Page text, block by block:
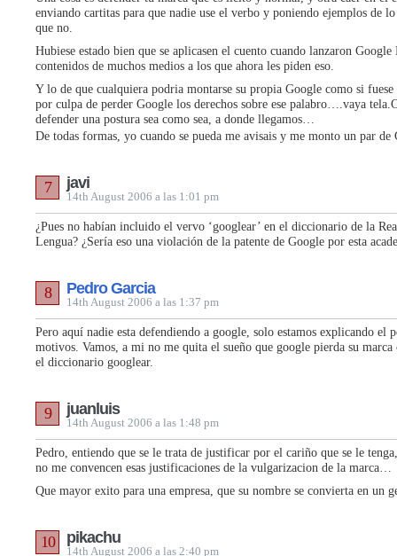
enviando cartitas para que nadie use el verbo y poniendo ejemplos de
que no.
Hubiese estado bien que se aplicasen el cuento cuando lanzaron
contenidos de muchos medios a los que ahora les piden eso.
Y lo de que cualquiera podria montarse su propia Google como si
por culpa de perder Google los derechos sobre ese palabro….vaya
defender una postura sea como sea, a donde llegamos…
De todas formas, yo cuando se pueda me avisais y me monto un par de
javi
14th August 2006 a las 1:01 pm
7
¿Pues no habían incluido el vervo ‘googlear’ en el diccionario de la
Lengua? ¿Sería eso una violación de la patente de Google por esta
Pedro Garcia
14th August 2006 a las 1:37 pm
8
Pero aquí nadie esta defendiendo a google, solo estamos explicando el
motivos. Vamos, a mi no me quita el sueño que google pierda su marca
el diccionario googlear.
juanluis
14th August 2006 a las 1:48 pm
9
Pedro, entiendo que se le trata de justificar por el cariño que se le
no me convencen esas justificaciones de la vulgarizacion de la marca…
Que mayor exito para una empresa, que su nombre se convierta en un
pikachu
14th August 2006 a las 2:40 pm
10